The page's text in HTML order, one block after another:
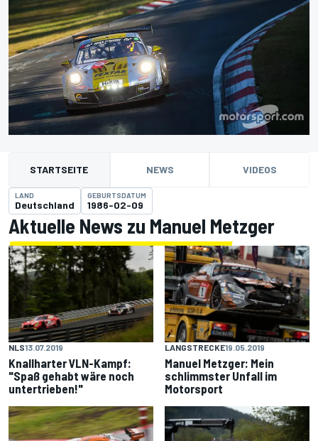
STARTSEITE NEWS VIDEOS
LAND
Deutschland
GEBURTSDATUM
1986-02-09
Aktuelle News zu Manuel Metzger
NLS13.07.2019
Knallharter VLN-Kampf:
"Spaß gehabt wäre noch
untertrieben!"
LANGSTRECKE19.05.2019
Manuel Metzger: Mein
schlimmster Unfall im
Motorsport